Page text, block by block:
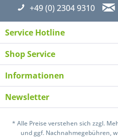
+49 (0) 2304 9310
Service Hotline
Shop Service
Informationen
Newsletter
* Alle Preise verstehen sich zzgl.
und ggf. Nachnahmegebühren,